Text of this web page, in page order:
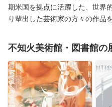
期米国を拠点に活躍した、世界
り輩出した芸術家の方々の作品
不知火美術館・図書館の